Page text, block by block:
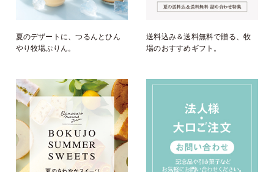
夏のデザートに、つるんとひん
やり牧場ぷりん。
送料込み＆送料無料で贈る、牧
場のおすすめギフト。